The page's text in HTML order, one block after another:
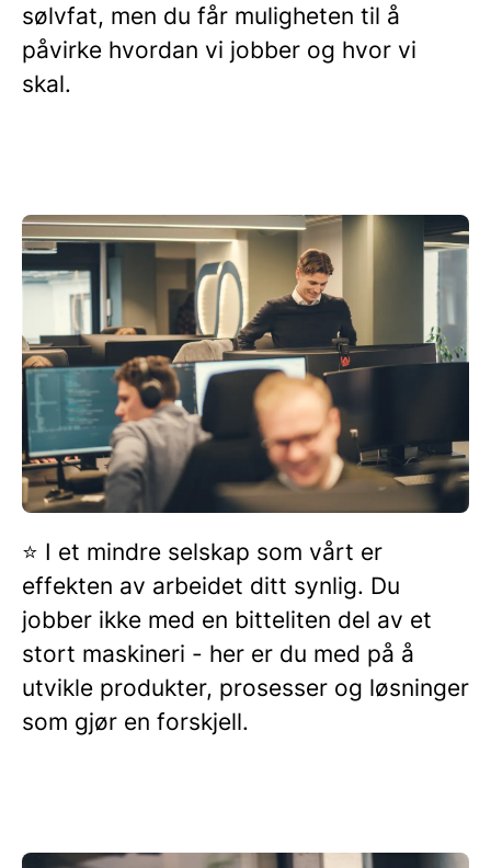
sølvfat, men du får muligheten til å
påvirke hvordan vi jobber og hvor vi
skal.
⭐️ I et mindre selskap som vårt er
effekten av arbeidet ditt synlig. Du
jobber ikke med en bitteliten del av et
stort maskineri - her er du med på å
utvikle produkter, prosesser og løsninger
som gjør en forskjell.